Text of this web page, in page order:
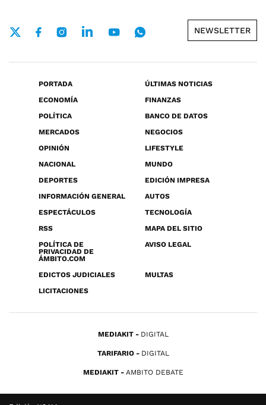
NEWSLETTER
PORTADA
ÚLTIMAS NOTICIAS
ECONOMÍA
FINANZAS
POLÍTICA
BANCO DE DATOS
MERCADOS
NEGOCIOS
OPINIÓN
LIFESTYLE
NACIONAL
MUNDO
DEPORTES
EDICIÓN IMPRESA
INFORMACIÓN GENERAL
AUTOS
ESPECTÁCULOS
TECNOLOGÍA
RSS
MAPA DEL SITIO
POLÍTICA DE
PRIVACIDAD DE
ÁMBITO.COM
AVISO LEGAL
EDICTOS JUDICIALES
MULTAS
LICITACIONES
MEDIAKIT DIGITAL
TARIFARIO DIGITAL
MEDIAKIT AMBITO DEBATE